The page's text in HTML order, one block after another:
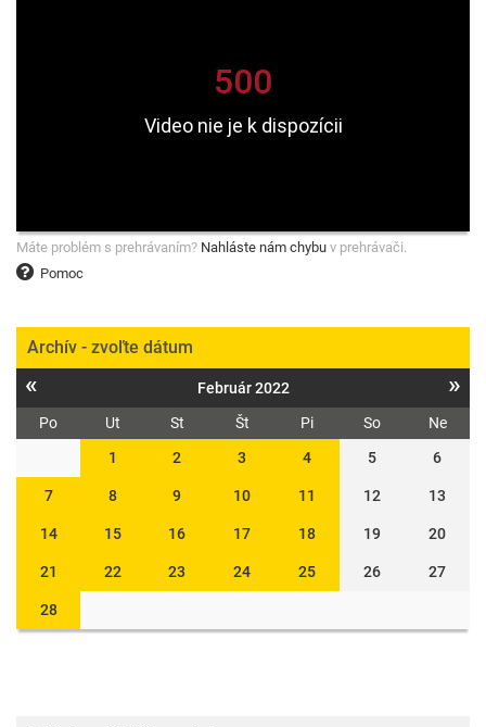
Pomoc
Máte problém s prehrávaním? Nahláste nám chybu v prehrávači.
Archív - zvoľte dátum
« Február 2022 »
Po Ut St Št Pi So
Ne
1
2 3 4 5 6
7 8 9 10 11 12 13
14 15 16 17 18 19 20
21 22 23 24 25 26 27
28